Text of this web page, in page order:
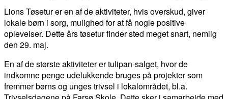
Lions Tøsetur er en af de aktiviteter, hvis overskud, giver
lokale børn i sorg, mulighed for at få nogle positive
oplevelser. Dette års tøsetur finder sted meget snart, nemlig
den 29. maj.
En af de største aktiviteter er tulipan-salget, hvor de
indkomne penge udelukkende bruges på projekter som
fremmer børns og unges trivsel i lokalområdet, bl.a.